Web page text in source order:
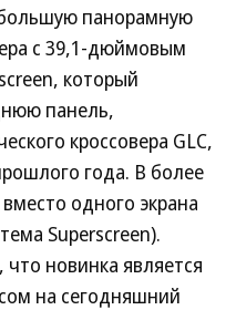
панорамную
с 39,1-дюймовым
который
панель,
кроссовера GLC,
года. В более
одного экрана
Superscreen).
новинка является
на сегодняшний